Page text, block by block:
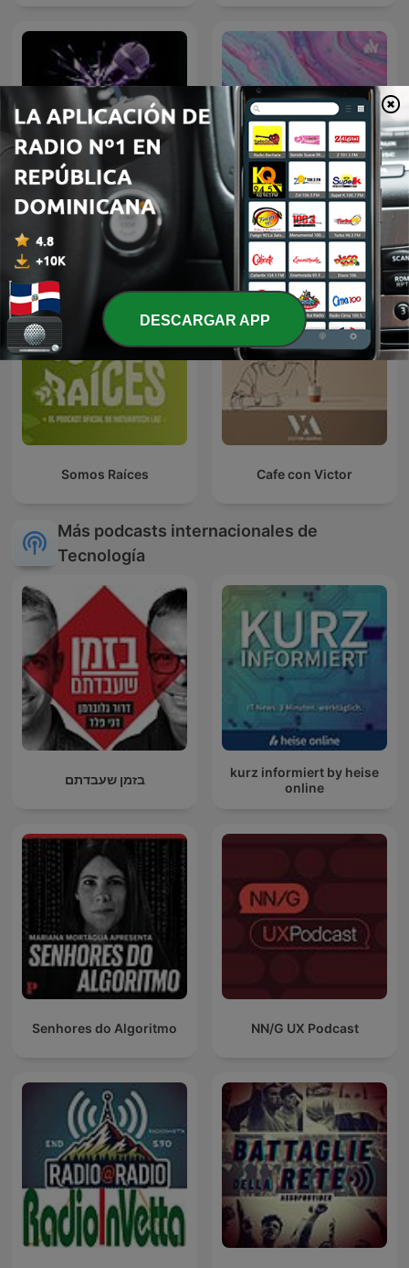
Plebchain Radio Jeris Tatiana
Somos Raíces Cafe con Victor
Más podcasts internacionales de
Tecnología
בזמן שעבדתם
kurz informiert by heise
online
Senhores do Algoritmo NN/G UX Podcast
DESCARGAR APP